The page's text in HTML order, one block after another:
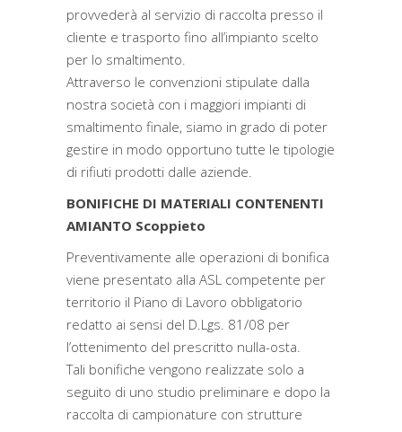
provvederà al servizio di raccolta presso il
cliente e trasporto fino all’impianto scelto
per lo smaltimento.
Attraverso le convenzioni stipulate dalla
nostra società con i maggiori impianti di
smaltimento finale, siamo in grado di poter
gestire in modo opportuno tutte le tipologie
di rifiuti prodotti dalle aziende.
BONIFICHE DI MATERIALI CONTENENTI
AMIANTO Scoppieto
Preventivamente alle operazioni di bonifica
viene presentato alla ASL competente per
territorio il Piano di Lavoro obbligatorio
redatto ai sensi del D.Lgs. 81/08 per
l’ottenimento del prescritto nulla-osta.
Tali bonifiche vengono realizzate solo a
seguito di uno studio preliminare e dopo la
raccolta di campionature con strutture